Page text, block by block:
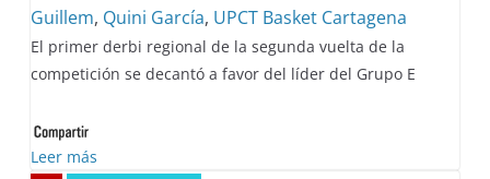
Guillem, Quini García, UPCT Basket Cartagena
El primer derbi regional de la segunda vuelta de la
competición se decantó a favor del líder del Grupo E
Leer más